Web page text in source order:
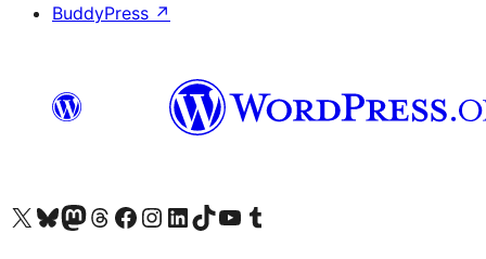
BuddyPress ↗
X (旧 Twitter) アカウントへBluesky アカウントへMastodon アカウントへThreads アカウントへ Facebook ページへInstagram アカウントへ LinkedIn アカウントへTikTok アカウントへYouTube チャンネルへ Tumblr アカウントへ